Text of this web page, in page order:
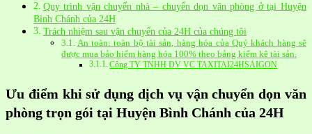
Quy trình vận chuyển nhà – chuyển dọn văn phòng ở tại Huyện
Bình Chánh của 24H
Trách nhiệm sau vận chuyển của 24H của chúng tôi
An toàn: toàn bộ tài sản, hàng hóa của Quý khách hàng sẽ
được mua bảo hiểm hàng hóa 100% theo bảng kiểm kê tài sản.
Công TY TNHH DV VC TAXITAI24HSAIGON
Ưu điểm khi sử dụng dịch vụ vận chuyển dọn văn
phòng trọn gói tại Huyện Bình Chánh của 24H